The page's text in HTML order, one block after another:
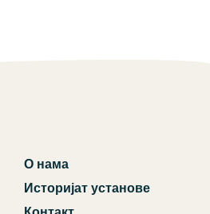
О нама
Историјат установе